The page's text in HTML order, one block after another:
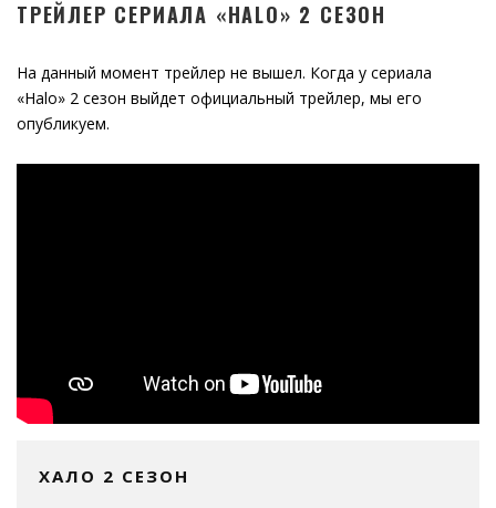
ТРЕЙЛЕР СЕРИАЛА «HALO» 2 СЕЗОН
На данный момент трейлер не вышел. Когда у сериала
«Halo» 2 сезон выйдет официальный трейлер, мы его
опубликуем.
ХАЛО 2 СЕЗОН